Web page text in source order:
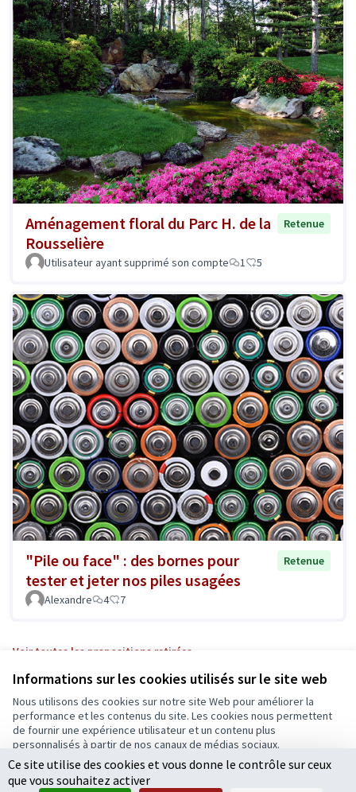
Informations sur les cookies utilisés sur le site web
Nous utilisons des cookies sur notre site Web pour améliorer la
performance et les contenus du site. Les cookies nous permettent
de fournir une expérience utilisateur et un contenu plus
personnalisés à partir de nos canaux de médias sociaux.
Tout accepter
Aménagement floral du Parc H. de la
Rousselière
Retenue
Utilisateur ayant supprimé son compte 1 5
"Pile ou face" : des bornes pour
tester et jeter nos piles usagées
Retenue
Alexandre 4 7
Voir toutes les propositions retirées
Conditions d'utilisation
Paramètres des cookies
Ecrivons Angers sur X
(Lien externe)
Ecrivons Angers sur Facebook
(Lien externe)
Ce site utilise des cookies et vous donne le contrôle sur ceux
que vous souhaitez activer